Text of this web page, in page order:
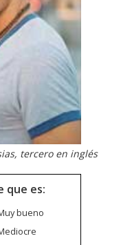
tercero en inglés
que es:
bueno